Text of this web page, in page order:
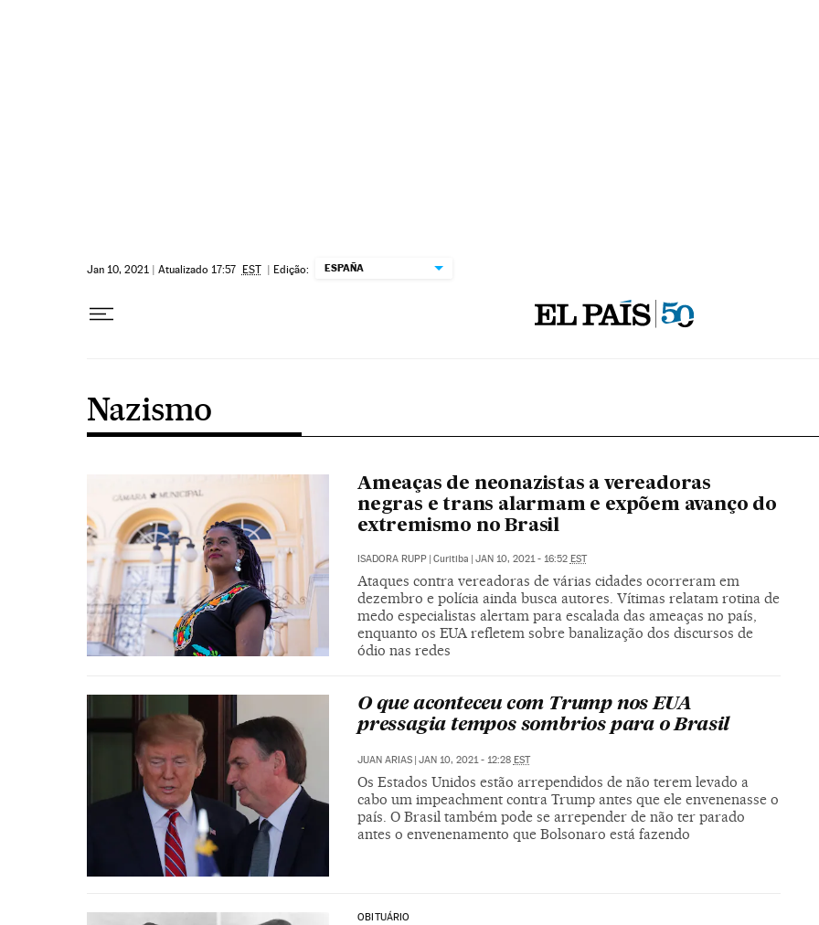
Jan 10, 2021 | Atualizado 17:57 EST | Edição: ESPAÑA
Nazismo
Ameaças de neonazistas a vereadoras
negras e trans alarmam e expõem avanço do
extremismo no Brasil
ISADORA RUPP | Curitiba | JAN 10, 2021 - 16:52 EST
Ataques contra vereadoras de várias cidades ocorreram em
dezembro e polícia ainda busca autores. Vítimas relatam rotina de
medo especialistas alertam para escalada das ameaças no país,
enquanto os EUA refletem sobre banalização dos discursos de
ódio nas redes
O que aconteceu com Trump nos EUA
pressagia tempos sombrios para o Brasil
JUAN ARIAS | JAN 10, 2021 - 12:28 EST
Os Estados Unidos estão arrependidos de não terem levado a
cabo um impeachment contra Trump antes que ele envenenasse o
país. O Brasil também pode se arrepender de não ter parado
antes o envenenamento que Bolsonaro está fazendo
OBITUÁRIO